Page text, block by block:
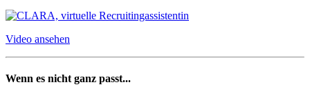
Video ansehen
Wenn es nicht ganz passt...